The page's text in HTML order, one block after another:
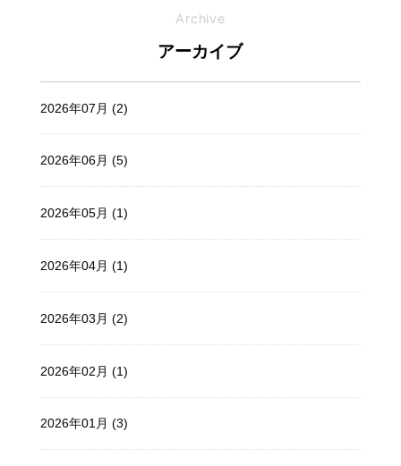
Archive
アーカイブ
2026年07月 (2)
2026年06月 (5)
2026年05月 (1)
2026年04月 (1)
2026年03月 (2)
2026年02月 (1)
2026年01月 (3)